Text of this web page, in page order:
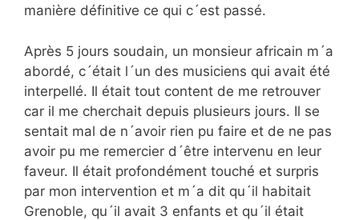
manière définitive ce qui c´est passé.
Après 5 jours soudain, un monsieur africain m´a
abordé, c´était l´un des musiciens qui avait été
interpellé. Il était tout content de me retrouver
car il me cherchait depuis plusieurs jours. Il se
sentait mal de n´avoir rien pu faire et de ne pas
avoir pu me remercier d´être intervenu en leur
faveur. Il était profondément touché et surpris
par mon intervention et m´a dit qu´il habitait
Grenoble, qu´il avait 3 enfants et qu´il était